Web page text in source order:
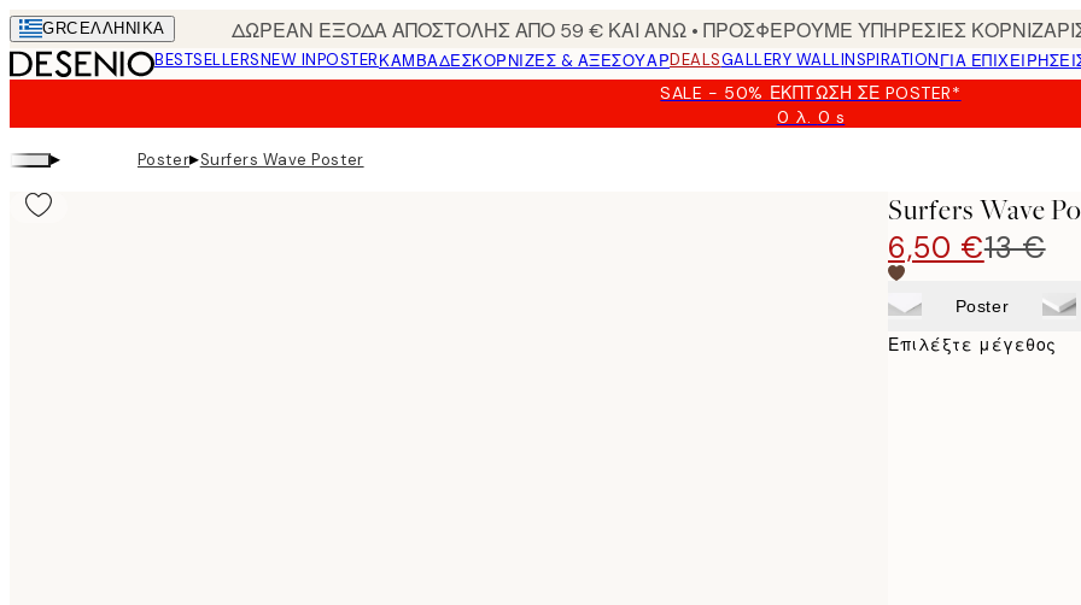
Skip
to
main
GRC ΕΛΛΗΝΙΚΆ ΔΩΡΕΑΝ ΕΞΟΔΑ ΑΠΟΣΤΟΛΗΣ ΑΠΟ 59 € ΚΑΙ ΑΝΩ • ΠΡΟΣΦΕΡΟΥΜΕ ΥΠΗΡΕΣΙΕΣ
BESTSELLERSNEW INPOSTERΚΑΜΒΆΔΕΣΚΟΡΝΊΖΕΣ & ΑΞΕΣΟΥΆΡDEALSGALLERY WALLINSPIRATIONΓΙΑ
SALE - 50% ΈΚΠΤΩΣΗ ΣΕ POSTER*
0 λ. 0 s
Ισχύει
▸ Poster▸Surfers Wave Poster
Surfers Wave
6,50 €13 €
Poster
Επιλέξτε μέγεθος